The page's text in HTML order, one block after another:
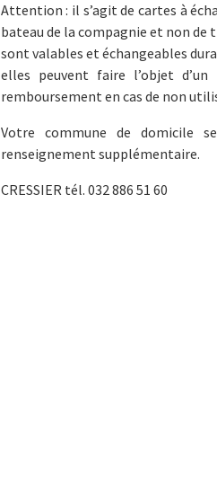
Attention : il s’agit de cartes à
bateau de la compagnie et non
sont valables et échangeables
elles peuvent faire l’objet
remboursement en cas de non
Votre commune de domicile
renseignement supplémentaire.
CRESSIER tél. 032 886 51 60